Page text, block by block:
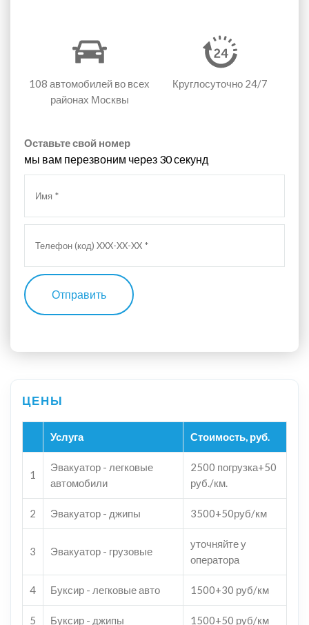
108 автомобилей во всех
районах Москвы
Круглосуточно 24/7
Оставьте свой номер
мы вам перезвоним через 30 секунд
Отправить
Услуга Стоимость, руб.
1
Эвакуатор - легковые
автомобили
2500 погрузка+50
руб./км.
2 Эвакуатор - джипы 3500+50руб/км
3 Эвакуатор - грузовые
уточняйте у
оператора
4 Буксир - легковые авто 1500+30 руб/км
5 Буксир - джипы 1500+50 руб/км